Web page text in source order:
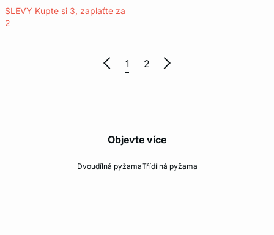
SLEVY Kupte si 3, zaplaťte za
2
1 2
Objevte více
Dvoudílná pyžamaTřídílná pyžama